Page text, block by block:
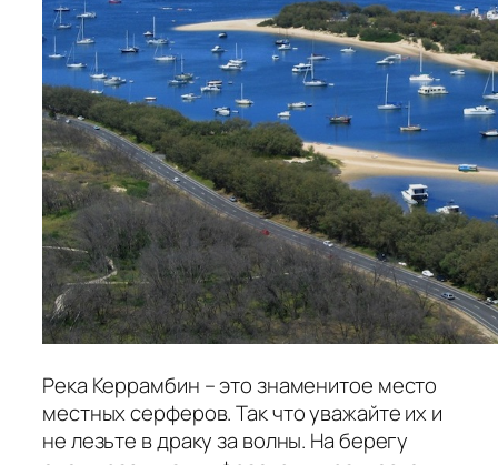
Река Керрамбин – это знаменитое место
местных серферов. Так что уважайте их и
не лезьте в драку за волны. На берегу